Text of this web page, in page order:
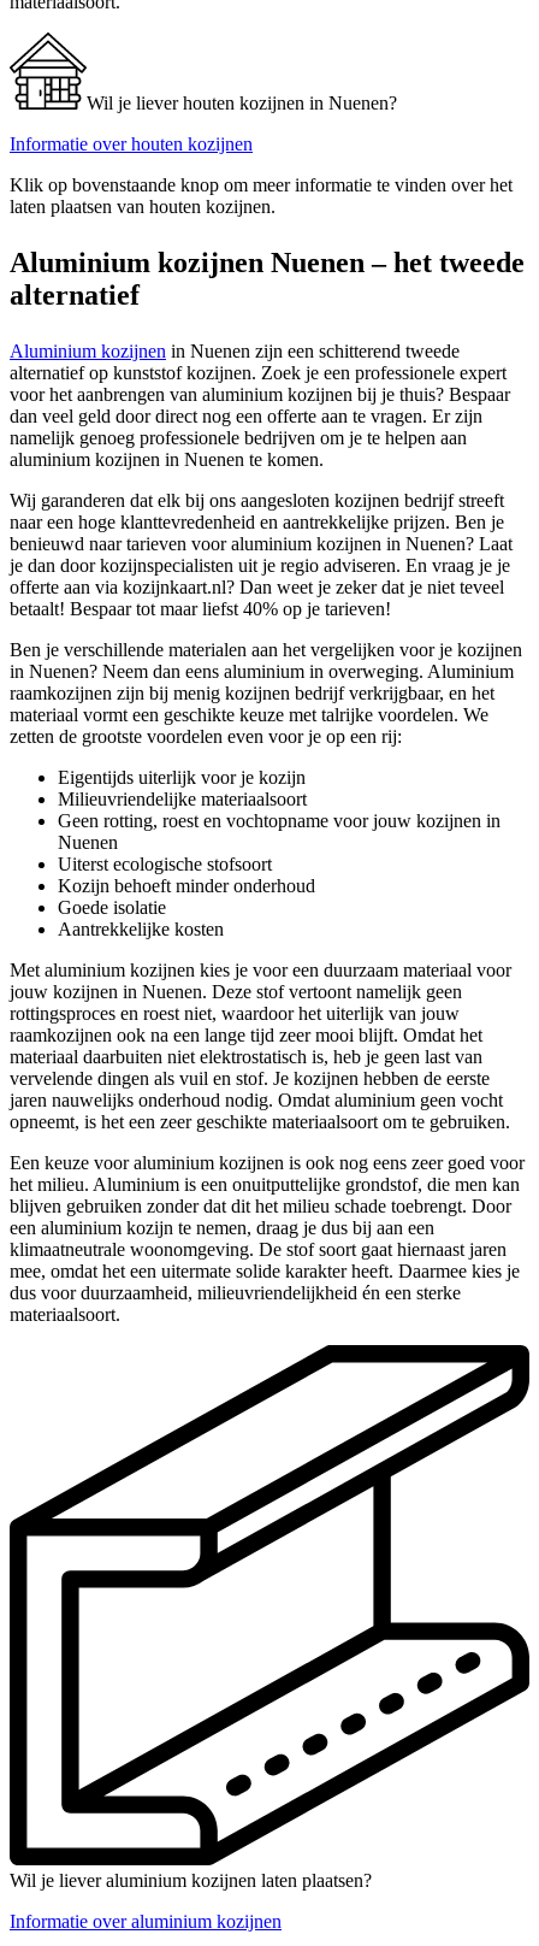
Wil je liever houten kozijnen in Nuenen?
Informatie over houten kozijnen
Klik op bovenstaande knop om meer informatie te vinden over het
laten plaatsen van houten kozijnen.
Aluminium kozijnen Nuenen – het tweede
alternatief
Aluminium kozijnen in Nuenen zijn een schitterend tweede
alternatief op kunststof kozijnen. Zoek je een professionele expert
voor het aanbrengen van aluminium kozijnen bij je thuis? Bespaar
dan veel geld door direct nog een offerte aan te vragen. Er zijn
namelijk genoeg professionele bedrijven om je te helpen aan
aluminium kozijnen in Nuenen te komen.
Wij garanderen dat elk bij ons aangesloten kozijnen bedrijf streeft
naar een hoge klanttevredenheid en aantrekkelijke prijzen. Ben je
benieuwd naar tarieven voor aluminium kozijnen in Nuenen? Laat
je dan door kozijnspecialisten uit je regio adviseren. En vraag je je
offerte aan via kozijnkaart.nl? Dan weet je zeker dat je niet teveel
betaalt! Bespaar tot maar liefst 40% op je tarieven!
Ben je verschillende materialen aan het vergelijken voor je kozijnen
in Nuenen? Neem dan eens aluminium in overweging. Aluminium
raamkozijnen zijn bij menig kozijnen bedrijf verkrijgbaar, en het
materiaal vormt een geschikte keuze met talrijke voordelen. We
zetten de grootste voordelen even voor je op een rij:
Eigentijds uiterlijk voor je kozijn
Milieuvriendelijke materiaalsoort
Geen rotting, roest en vochtopname voor jouw kozijnen in
Nuenen
Uiterst ecologische stofsoort
Kozijn behoeft minder onderhoud
Goede isolatie
Aantrekkelijke kosten
Met aluminium kozijnen kies je voor een duurzaam materiaal voor
jouw kozijnen in Nuenen. Deze stof vertoont namelijk geen
rottingsproces en roest niet, waardoor het uiterlijk van jouw
raamkozijnen ook na een lange tijd zeer mooi blijft. Omdat het
materiaal daarbuiten niet elektrostatisch is, heb je geen last van
vervelende dingen als vuil en stof. Je kozijnen hebben de eerste
jaren nauwelijks onderhoud nodig. Omdat aluminium geen vocht
opneemt, is het een zeer geschikte materiaalsoort om te gebruiken.
Een keuze voor aluminium kozijnen is ook nog eens zeer goed voor
het milieu. Aluminium is een onuitputtelijke grondstof, die men kan
blijven gebruiken zonder dat dit het milieu schade toebrengt. Door
een aluminium kozijn te nemen, draag je dus bij aan een
klimaatneutrale woonomgeving. De stof soort gaat hiernaast jaren
mee, omdat het een uitermate solide karakter heeft. Daarmee kies je
dus voor duurzaamheid, milieuvriendelijkheid én een sterke
materiaalsoort.
Wil je liever aluminium kozijnen laten plaatsen?
Informatie over aluminium kozijnen